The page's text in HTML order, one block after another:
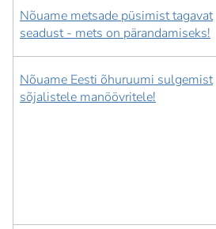
Nõuame metsade püsimist tagavat
seadust - mets on pärandamiseks!
Nõuame Eesti õhuruumi sulgemist
sõjalistele manöövritele!